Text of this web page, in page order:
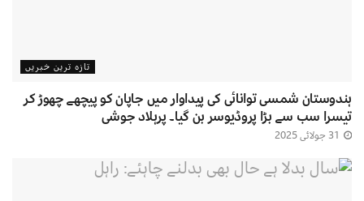
تازہ ترین خبریں
ہندوستان شمسی توانائی کی پیداوار میں جاپان کو پیچھے چھوڑ کر
تیسرا سب سے بڑا پروڈیوسر بن گیا۔ پرہلاد جوشی